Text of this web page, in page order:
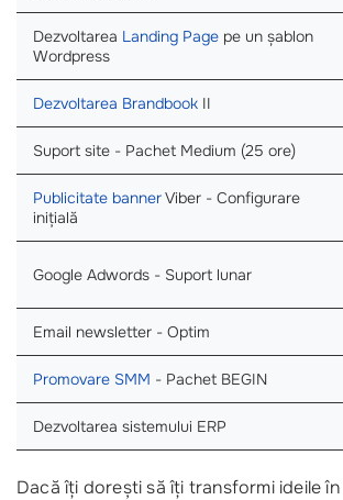
Dezvoltarea Landing Page pe un șablon
Wordpress
Dezvoltarea Brandbook II
Suport site - Pachet Medium (25 ore)
Publicitate bannerViber - Configurare
inițială
Google Adwords - Suport lunar
Email newsletter - Optim
Promovare SMM - Pachet BEGIN
Dezvoltarea sistemului ERP
Dacă îți dorești să îți transformi ideile